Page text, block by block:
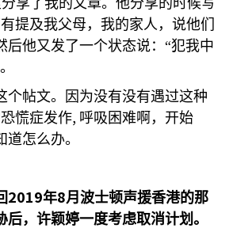
分享了我的文章。他分享的时候写
提及我父母，我的家人，说他们
后他又发了一个状态说：“犯我中
个帖文。因为没有没有遇过这种
慌症发作, 呼吸困难啊，开始
怎么办。
2019年8月波士顿声援香港的那
，许颖婷一度考虑取消计划。